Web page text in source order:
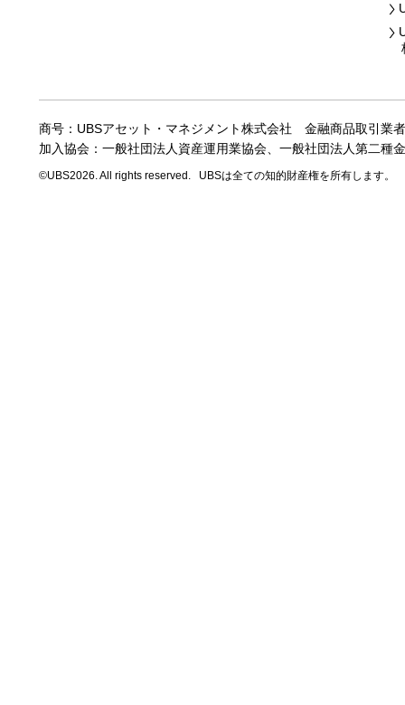
商号：UBSアセット・マネジメント株式会社 金融商品取引
加入協会：一般社団法人資産運用業協会、 一般社団法人第二種
©UBS2026. All rights reserved. UBSは全ての知的財産権を所有します。